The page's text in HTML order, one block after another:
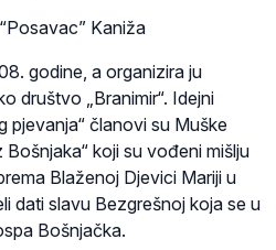
Kaniža
godine, a organizira ju
društvo „Branimir“. Idejni
pjevanja“ članovi su Muške
koji su vođeni mišlju
Blaženoj Djevici Mariji u
dati slavu Bezgrešnoj koja se u
Bošnjačka.